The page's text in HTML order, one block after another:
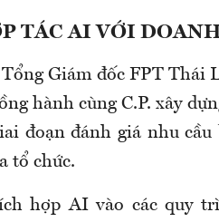
TÁC AI VỚI
Giám đốc FPT
hành cùng C.P. xây
đoạn đánh giá nhu
tổ chức.
hợp AI vào các quy